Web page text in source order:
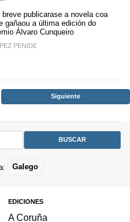
breve publicarase a novela coa
gañaou a última edición do
Álvaro Cunqueiro
PENIDE
Siguiente
Galego
EDICIONES
A Coruña